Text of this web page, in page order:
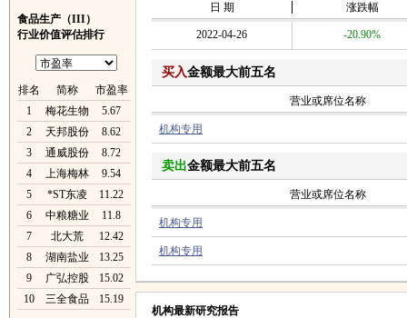
食品生产（III）
行业价值评估排行
排名 简称
市盈率
1
梅花生物
5.67
2
天邦股份
8.62
3
通威股份
8.72
4
上海梅林
9.54
5
*ST东凌
11.22
6
中粮糖业
11.8
7
北大荒
12.42
8
湖南盐业
13.25
9
广弘控股
15.02
10
三全食品 15.19
日 期 涨跌幅
2022-04-26 -20.90%
买入金额最大前五名
营业或席位名称
机构专用
卖出金额最大前五名
营业或席位名称
机构专用
机构专用
机构最新研究报告